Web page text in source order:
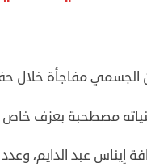
الجسمي مفاجأة خلال
مصطحبة بعزف خاص
عبد الدايم، وعدد